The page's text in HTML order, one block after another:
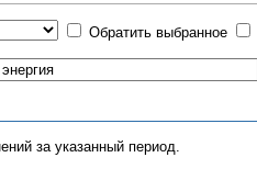
Обратить выбранное
за указанный период.